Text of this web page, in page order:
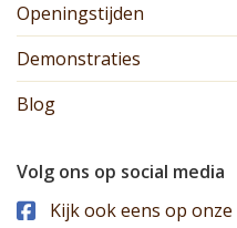
Openingstijden
Demonstraties
Blog
Volg ons op social media
Kijk ook eens op